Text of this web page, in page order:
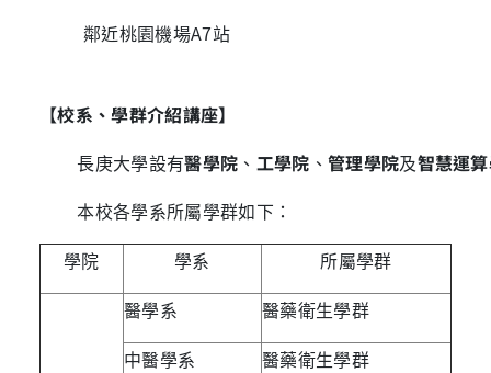
鄰近桃園機場A7站
【校系、學群介紹講座】
長庚大學設有醫學院 、 工學院 、 管理學院及智慧運
本校各學系所屬學群如下：
學院
學系 所屬學群
醫學系
醫藥衛生學群
中醫學系
醫藥衛生學群